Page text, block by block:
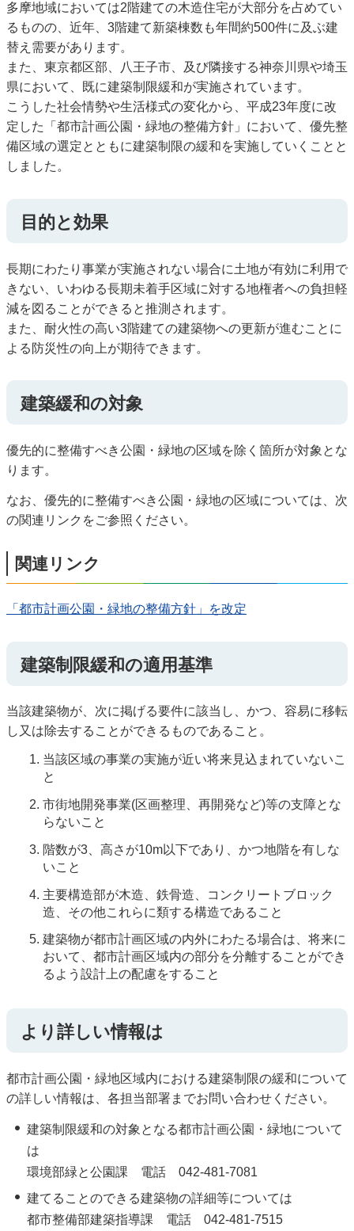
多摩地域においては2階建ての木造住宅が大部分を占めてい
るものの、近年、3階建て新築棟数も年間約500件に及ぶ建
替え需要があります。
また、東京都区部、八王子市、及び隣接する神奈川県や埼玉
県において、既に建築制限緩和が実施されています。
こうした社会情勢や生活様式の変化から、平成23年度に改
定した「都市計画公園・緑地の整備方針」において、優先整
備区域の選定とともに建築制限の緩和を実施していくことと
しました。
目的と効果
長期にわたり事業が実施されない場合に土地が有効に利用で
きない、いわゆる長期未着手区域に対する地権者への負担軽
減を図ることができると推測されます。
また、耐火性の高い3階建ての建築物への更新が進むことに
よる防災性の向上が期待できます。
建築緩和の対象
優先的に整備すべき公園・緑地の区域を除く箇所が対象とな
ります。
なお、優先的に整備すべき公園・緑地の区域については、次
の関連リンクをご参照ください。
関連リンク
「都市計画公園・緑地の整備方針」を改定
建築制限緩和の適用基準
当該建築物が、次に掲げる要件に該当し、かつ、容易に移転
し又は除去することができるものであること。
当該区域の事業の実施が近い将来見込まれていないこ
と
市街地開発事業(区画整理、再開発など)等の支障とな
らないこと
階数が3、高さが10m以下であり、かつ地階を有しな
いこと
主要構造部が木造、鉄骨造、コンクリートブロック
造、その他これらに類する構造であること
建築物が都市計画区域の内外にわたる場合は、将来に
おいて、都市計画区域内の部分を分離することができ
るよう設計上の配慮をすること
より詳しい情報は
都市計画公園・緑地区域内における建築制限の緩和について
の詳しい情報は、各担当部署までお問い合わせください。
建築制限緩和の対象となる都市計画公園・緑地について
は
環境部緑と公園課 電話 042-481-7081
建てることのできる建築物の詳細等については
都市整備部建築指導課 電話 042-481-7515